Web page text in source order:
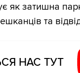
як затишна
та
НАС ТУТ